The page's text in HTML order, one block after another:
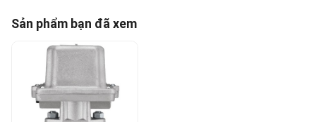
Sản phẩm bạn đã xem